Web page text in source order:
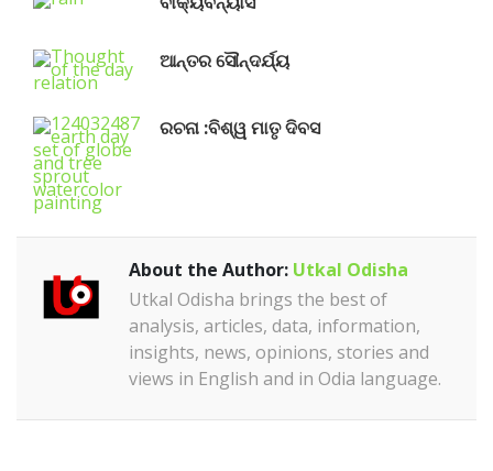
ଆନ୍ତର ସୌନ୍ଦର୍ଯ୍ୟ
ରଚନା :ବିଶ୍ୱ ମାତୃ ଦିବସ
About the Author: Utkal Odisha
Utkal Odisha brings the best of
analysis, articles, data, information,
insights, news, opinions, stories and
views in English and in Odia language.